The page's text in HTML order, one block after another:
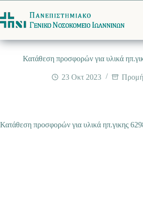
στο
περιεχόμενο
Κατάθεση προσφορών για υλικά
23 Οκτ 2023
Κατάθεση προσφορών για υλικά ηπ.γικης